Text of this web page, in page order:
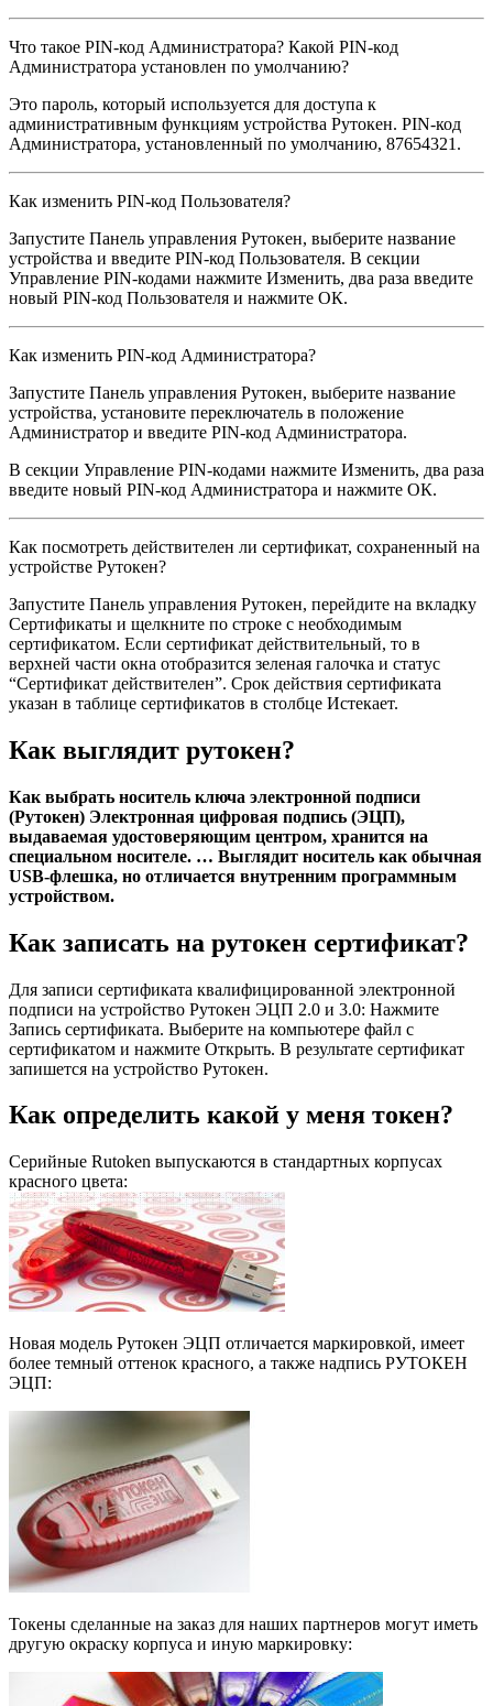
Что такое PIN-код Администратора? Какой PIN-код
Администратора установлен по умолчанию?
Это пароль, который используется для доступа к
административным функциям устройства Рутокен. PIN-код
Администратора, установленный по умолчанию, 87654321.
Как изменить PIN-код Пользователя?
Запустите Панель управления Рутокен, выберите название
устройства и введите PIN-код Пользователя. В секции
Управление PIN-кодами нажмите Изменить, два раза введите
новый PIN-код Пользователя и нажмите ОК.
Как изменить PIN-код Администратора?
Запустите Панель управления Рутокен, выберите название
устройства, установите переключатель в положение
Администратор и введите PIN-код Администратора.
В секции Управление PIN-кодами нажмите Изменить, два раза
введите новый PIN-код Администратора и нажмите ОК.
Как посмотреть действителен ли сертификат, сохраненный на
устройстве Рутокен?
Запустите Панель управления Рутокен, перейдите на вкладку
Сертификаты и щелкните по строке с необходимым
сертификатом. Если сертификат действительный, то в
верхней части окна отобразится зеленая галочка и статус
“Сертификат действителен”. Срок действия сертификата
указан в таблице сертификатов в столбце Истекает.
Как выглядит рутокен?
Как выбрать носитель ключа электронной подписи
(Рутокен) Электронная цифровая подпись (ЭЦП),
выдаваемая удостоверяющим центром, хранится на
специальном носителе. … Выглядит носитель как обычная
USB-флешка, но отличается внутренним программным
устройством.
Как записать на рутокен сертификат?
Для записи сертификата квалифицированной электронной
подписи на устройство Рутокен ЭЦП 2.0 и 3.0: Нажмите
Запись сертификата. Выберите на компьютере файл с
сертификатом и нажмите Открыть. В результате сертификат
запишется на устройство Рутокен.
Как определить какой у меня токен?
Серийные Rutoken выпускаются в стандартных корпусах
красного цвета:
Новая модель Рутокен ЭЦП отличается маркировкой, имеет
более темный оттенок красного, а также надпись РУТОКЕН
ЭЦП:
Токены сделанные на заказ для наших партнеров могут иметь
другую окраску корпуса и иную маркировку: